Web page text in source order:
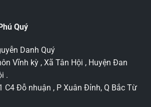
Quý
Danh Quý
Vĩnh kỳ , Xã Tân Hội , Huyện Đan
.
C4 Đỗ nhuận , P Xuân Đỉnh, Q Bắc Từ